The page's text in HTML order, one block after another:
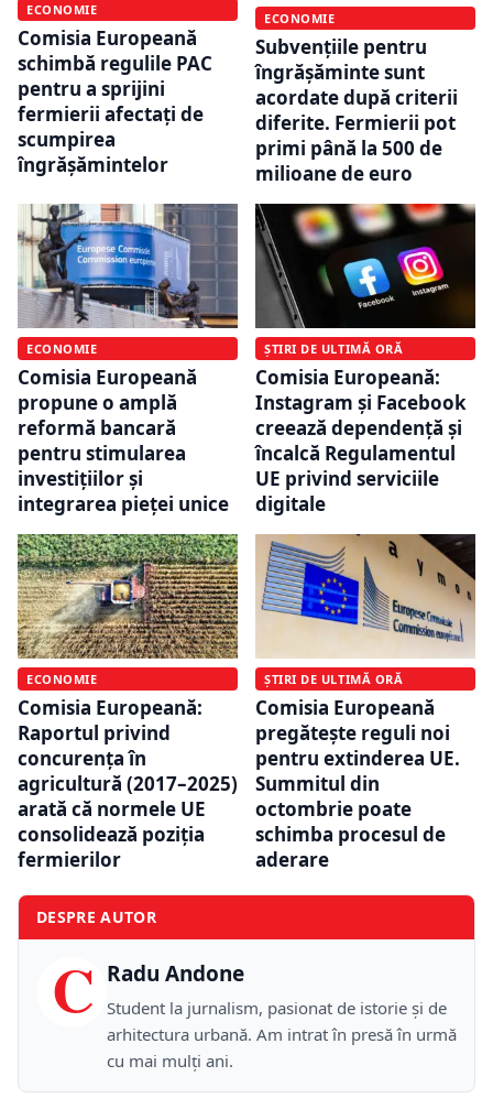
ECONOMIE
Comisia Europeană
schimbă regulile PAC
pentru a sprijini
fermierii afectați de
scumpirea
îngrășămintelor
ECONOMIE
Subvențiile pentru
îngrășăminte sunt
acordate după criterii
diferite. Fermierii pot
primi până la 500 de
milioane de euro
ECONOMIE
Comisia Europeană
propune o amplă
reformă bancară
pentru stimularea
investițiilor și
integrarea pieței unice
ȘTIRI DE ULTIMĂ ORĂ
Comisia Europeană:
Instagram și Facebook
creează dependență și
încalcă Regulamentul
UE privind serviciile
digitale
ECONOMIE
Comisia Europeană:
Raportul privind
concurența în
agricultură (2017–2025)
arată că normele UE
consolidează poziția
fermierilor
ȘTIRI DE ULTIMĂ ORĂ
Comisia Europeană
pregătește reguli noi
pentru extinderea UE.
Summitul din
octombrie poate
schimba procesul de
aderare
DESPRE AUTOR
C Radu Andone
Student la jurnalism, pasionat de istorie și de
arhitectura urbană. Am intrat în presă în urmă
cu mai mulți ani.